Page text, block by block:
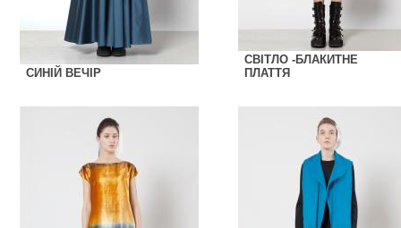
СИНІЙ ВЕЧІР
СВІТЛО -БЛАКИТНЕ
ПЛАТТЯ